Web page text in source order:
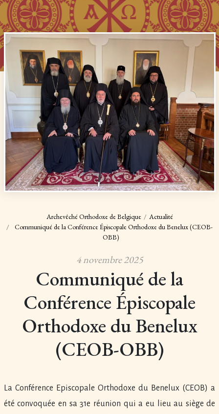
Archevêché Orthodoxe de Belgique
Actualité
Communiqué de la Conférence Épiscopale Orthodoxe du Benelux (CEOB-
OBB)
4 novembre 2025
Communiqué de la
Conférence Épiscopale
Orthodoxe du Benelux
(CEOB-OBB)
La Conférence Episcopale Orthodoxe du Benelux (CEOB) a
été convoquée en sa 31e réunion qui a eu lieu au siège de